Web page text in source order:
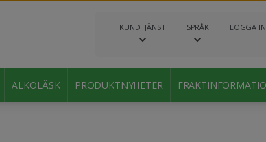
KUNDTJÄNST SPRÅK LOGGA IN
ALKOLÄSK PRODUKTNYHETER